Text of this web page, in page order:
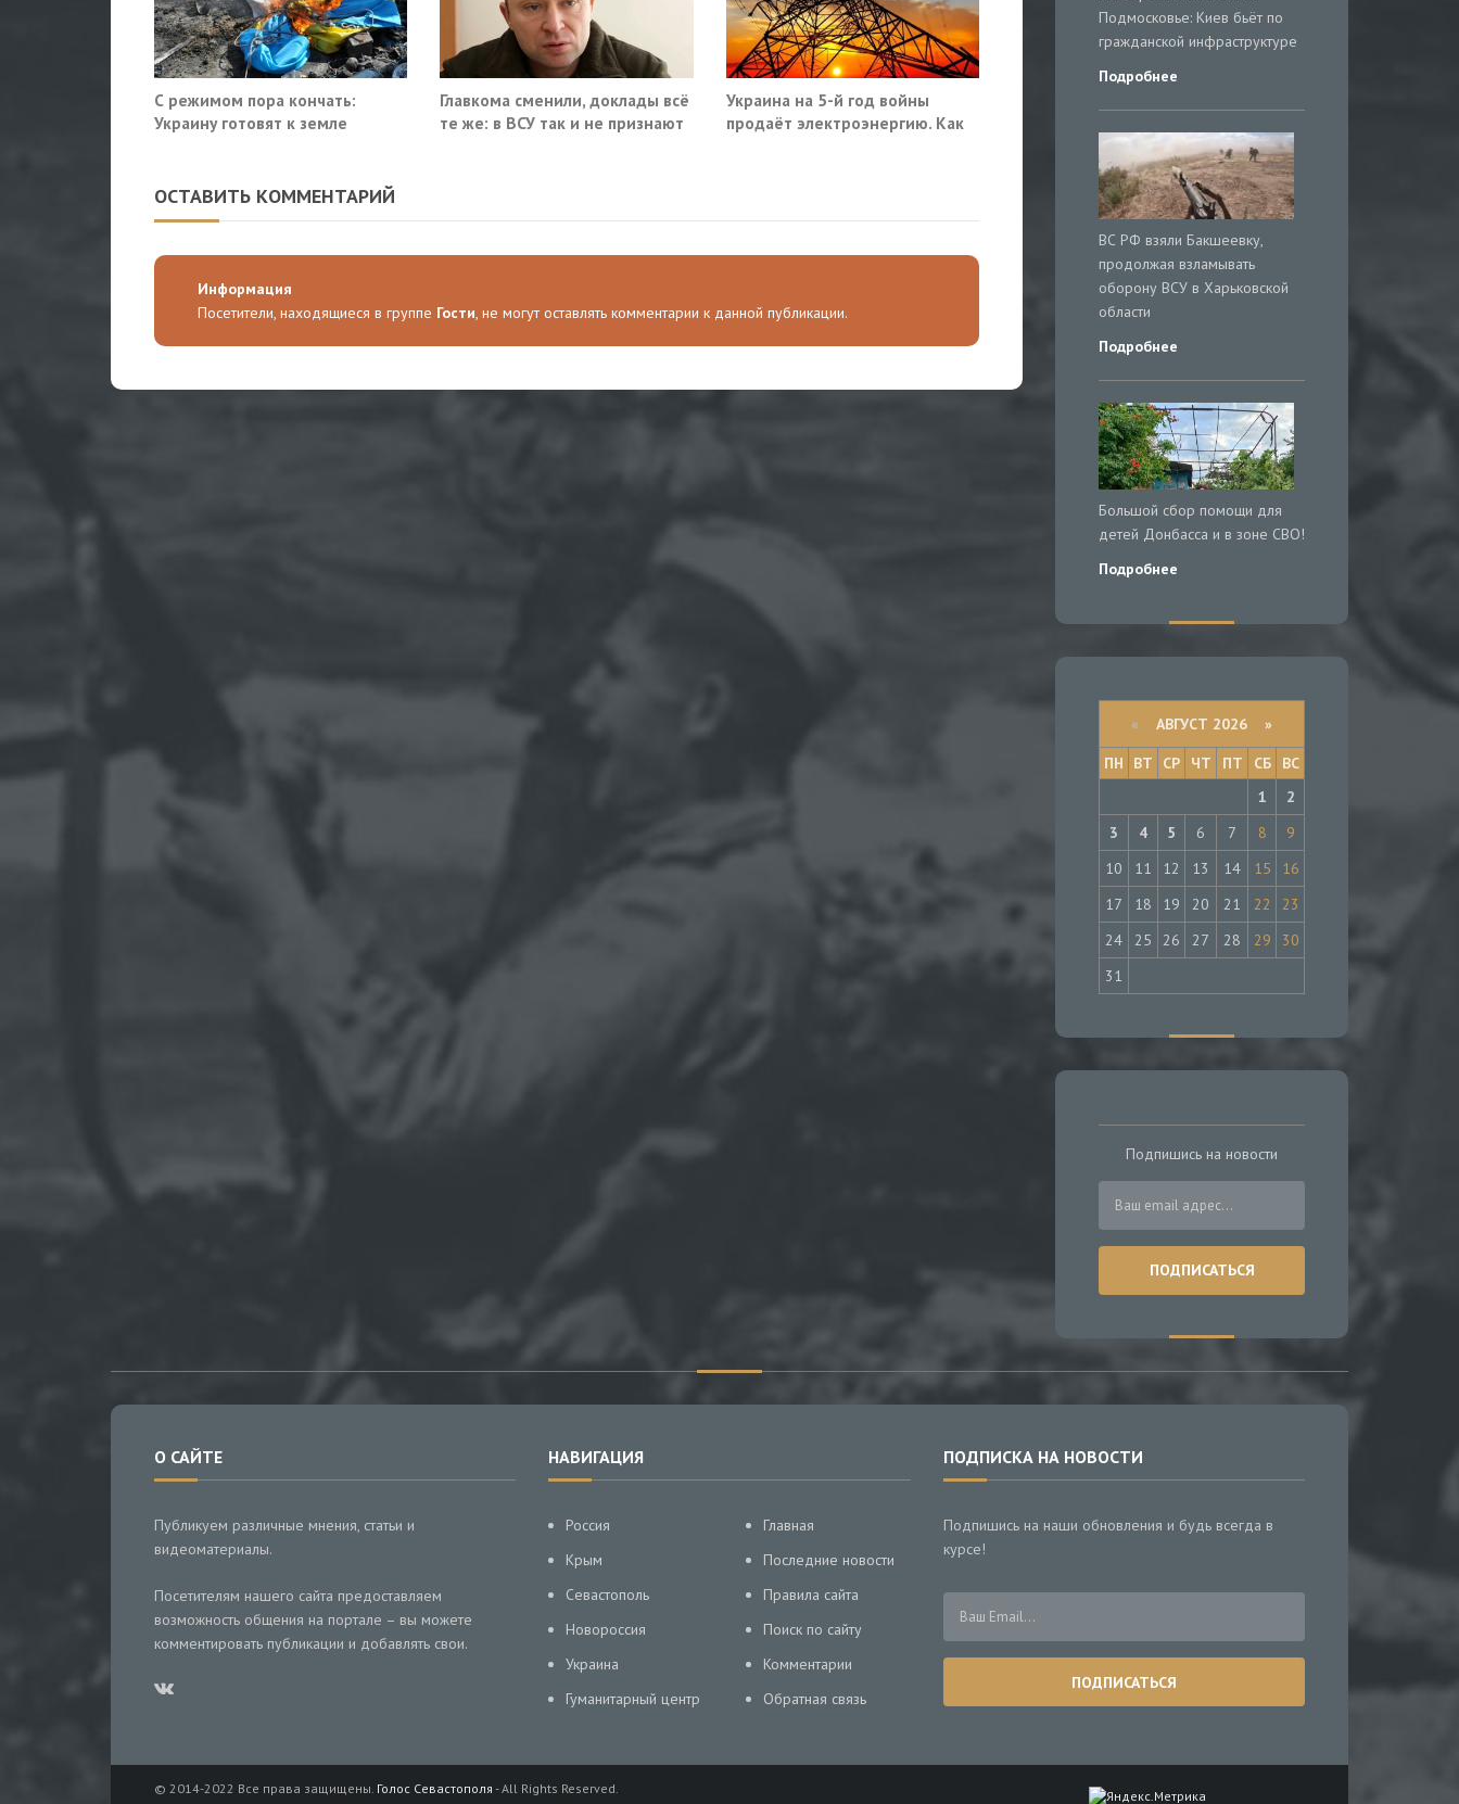
С режимом пора кончать:
Украину готовят к земле
Главкома сменили, доклады всё
те же: в ВСУ так и не признают
Украина на 5-й год войны
продаёт электроэнергию. Как
ОСТАВИТЬ КОММЕНТАРИЙ
Информация
Посетители, находящиеся в группе Гости, не могут оставлять комментарии к данной публикации.
Подмосковье: Киев бьёт по
гражданской инфраструктуре
Подробнее
ВС РФ взяли Бакшеевку,
продолжая взламывать
оборону ВСУ в Харьковской
области
Подробнее
Большой сбор помощи для
детей Донбасса и в зоне СВО!
Подробнее
« АВГУСТ 2026 »
ПН
ВТ СР ЧТ ПТ СБ
ВС
1
2
3
4 5 6 7 8
9
10
11 12 13 14 15
16
17
18 19 20 21 22
23
24
25 26 27 28 29
30
31
Подпишись на новости
О САЙТЕ
Публикуем различные мнения, статьи и
видеоматериалы.
Посетителям нашего сайта предоставляем
возможность общения на портале – вы можете
комментировать публикации и добавлять свои.
НАВИГАЦИЯ
Россия
Крым
Севастополь
Новороссия
Украина
Гуманитарный центр
Главная
Последние новости
Правила сайта
Поиск по сайту
Комментарии
Обратная связь
ПОДПИСКА НА НОВОСТИ
Подпишись на наши обновления и будь всегда в
курсе!
© 2014-2022 Все права защищены. Голос Севастополя - All Rights Reserved.